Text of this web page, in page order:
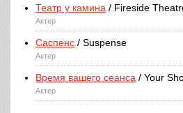
Театр у камина / Fireside
Актер
Саспенс / Suspense
Актер
Время вашего сеанса / Your
Актер